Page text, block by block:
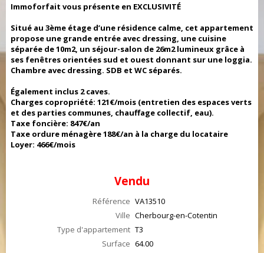
Immoforfait vous présente en EXCLUSIVITÉ
Situé au 3ème étage d’une résidence calme, cet appartement
propose une grande entrée avec dressing, une cuisine
séparée de 10m2, un séjour-salon de 26m2 lumineux grâce à
ses fenêtres orientées sud et ouest donnant sur une loggia.
Chambre avec dressing. SDB et WC séparés.
Également inclus 2 caves.
Charges copropriété: 121€/mois (entretien des espaces verts
et des parties communes, chauffage collectif, eau).
Taxe foncière: 847€/an
Taxe ordure ménagère 188€/an à la charge du locataire
Loyer: 466€/mois
Vendu
Référence VA13510
Ville Cherbourg-en-Cotentin
Type d'appartement T3
Surface 64.00